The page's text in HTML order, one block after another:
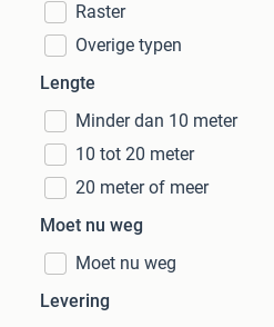
Raster
Overige typen
Lengte
Minder dan 10 meter
10 tot 20 meter
20 meter of meer
Moet nu weg
Moet nu weg
Levering